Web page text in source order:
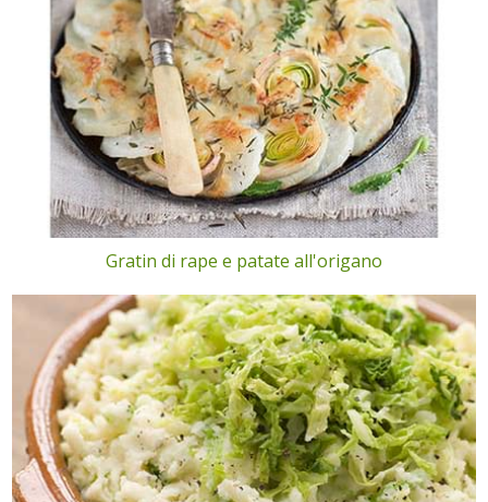
Gratin di rape e patate all'origano